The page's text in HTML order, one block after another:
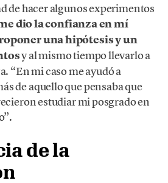
de hacer algunos experimentos
dio la confianza en mí
una hipótesis y un
y al mismo tiempo llevarlo a
“En mi caso me ayudó a
de aquello que pensaba que
estudiar mi posgrado en
de la